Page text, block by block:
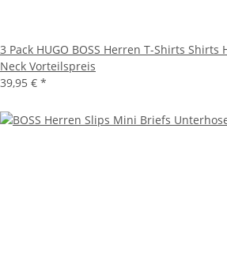
3 Pack HUGO BOSS Herren T-Shirts Shirts
Neck Vorteilspreis
39,95 € *